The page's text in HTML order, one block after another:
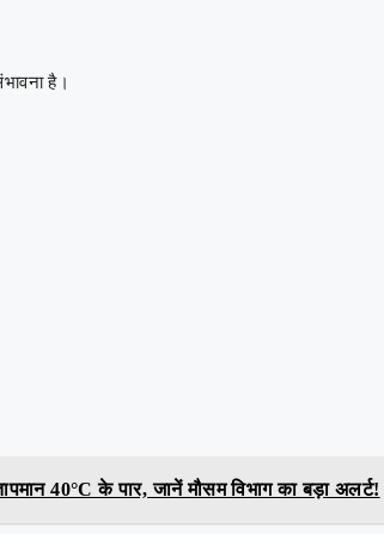
है।
40°C के पार, जानें मौसम विभाग का बड़ा अलर्ट!